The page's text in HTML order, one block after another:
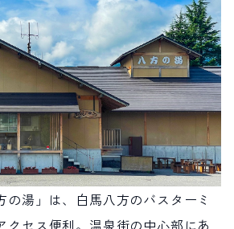
の湯」は、白馬八方のバスターミ
クセス便利。温泉街の中心部にあ